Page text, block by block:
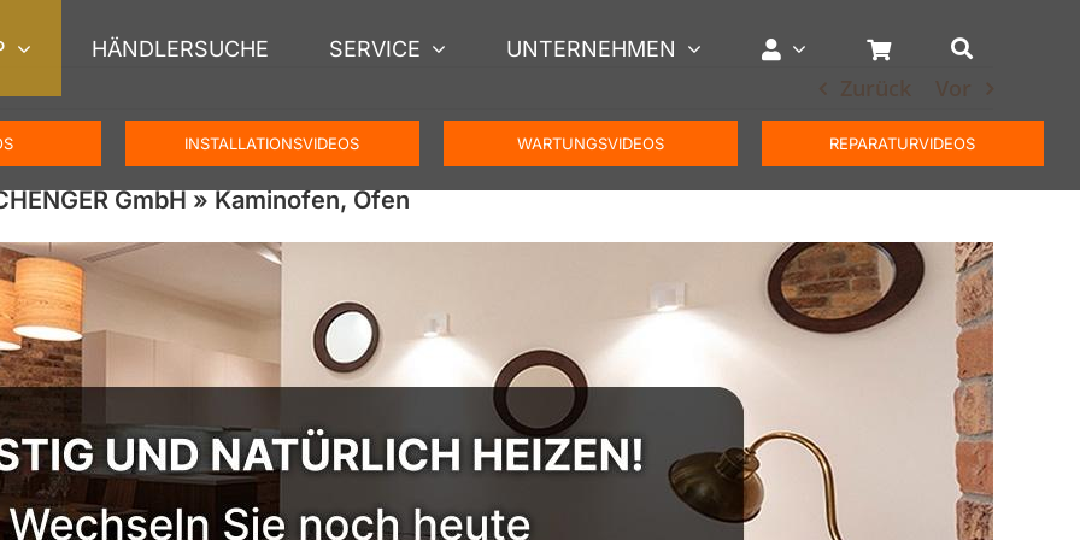
HÄNDLERSUCHE SERVICE UNTERNEHMEN
INSTALLATIONSVIDEOS WARTUNGSVIDEOS REPARATURVIDEOS
Zurück Vor
GmbH » Kaminofen, Ofen